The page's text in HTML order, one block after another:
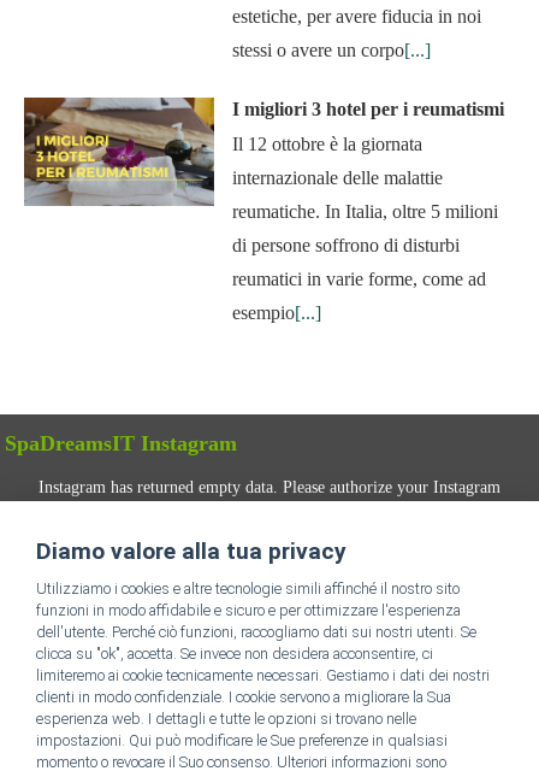
estetiche, per avere fiducia in noi
stessi o avere un corpo[...]
I migliori 3 hotel per i reumatismi
Il 12 ottobre è la giornata
internazionale delle malattie
reumatiche. In Italia, oltre 5 milioni
di persone soffrono di disturbi
reumatici in varie forme, come ad
esempio[...]
SpaDreamsIT Instagram
Instagram has returned empty data. Please authorize your Instagram
SEGUICI
Vai alla homepage di SpaDreams IT
Diamo valore alla tua privacy
Utilizziamo i cookies e altre tecnologie simili affinché il nostro sito
funzioni in modo affidabile e sicuro e per ottimizzare l'esperienza
dell'utente. Perché ciò funzioni, raccogliamo dati sui nostri utenti. Se
clicca su "ok", accetta. Se invece non desidera acconsentire, ci
limiteremo ai cookie tecnicamente necessari. Gestiamo i dati dei nostri
clienti in modo confidenziale. I cookie servono a migliorare la Sua
esperienza web. I dettagli e tutte le opzioni si trovano nelle
impostazioni. Qui può modificare le Sue preferenze in qualsiasi
momento o revocare il Suo consenso. Ulteriori informazioni sono